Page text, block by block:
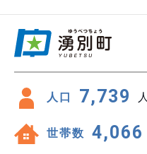
人口 7,739 人
世帯数 4,066